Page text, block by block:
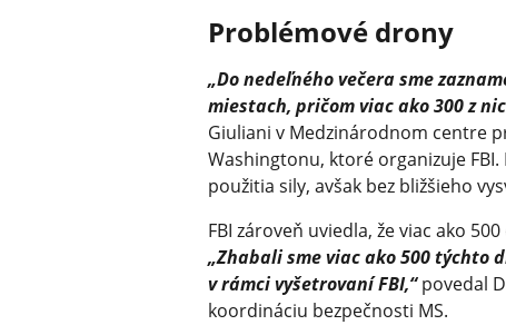
Problémové drony
„Do nedeľného večera sme
miestach, pričom viac ako 300 z
Giuliani v Medzinárodnom centre
Washingtonu, ktoré organizuje
použitia sily, avšak bez bližšieho
FBI zároveň uviedla, že viac ako
„Zhabali sme viac ako 500 týchto
v rámci vyšetrovaní FBI,“povedal
koordináciu bezpečnosti MS.